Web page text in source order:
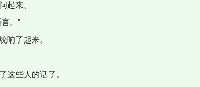
起来。
。”
响了起来。
这些人的话了。